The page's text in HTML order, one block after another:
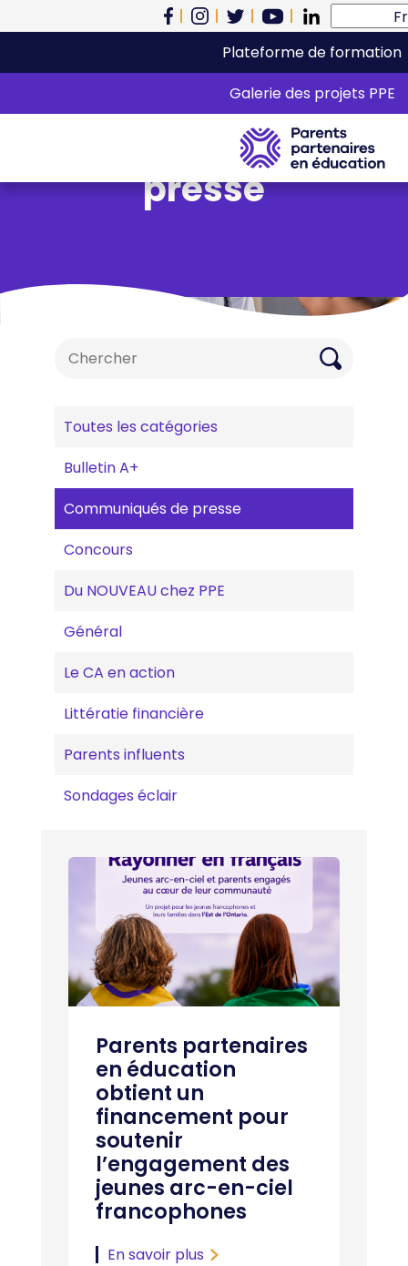
Plateforme de formation
Galerie des projets PPE
Catégorie :
Communiqués de
presse
Search
Toutes les catégories
Bulletin A+
Communiqués de presse
Concours
Du NOUVEAU chez PPE
Général
Le CA en action
Littératie financière
Parents influents
Sondages éclair
Parents partenaires
en éducation
obtient un
financement pour
soutenir
l’engagement des
jeunes arc-en-ciel
francophones
En savoir plus